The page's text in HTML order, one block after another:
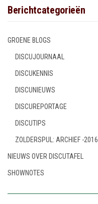
Berichtcategorieën
GROENE BLOGS
DISCUJOURNAAL
DISCUKENNIS
DISCUNIEUWS
DISCUREPORTAGE
DISCUTIPS
ZOLDERSPUL: ARCHIEF -2016
NIEUWS OVER DISCUTAFEL
SHOWNOTES